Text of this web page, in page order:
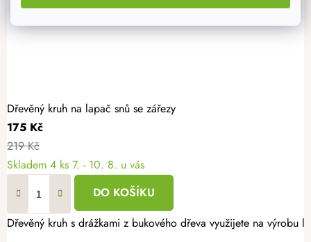
Dřevěný kruh na lapač snů se zářezy
175 Kč
219 Kč
Skladem 4 ks 7. - 10. 8. u vás
DO KOŠÍKU
Dřevěný kruh s drážkami z bukového dřeva využijete na